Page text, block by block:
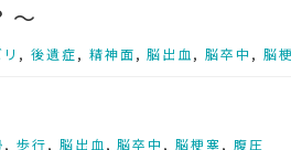
～
,後遺症, 精神面,脳出血 ,脳卒中 , 脳
,歩行, 脳出血 ,脳卒中 ,脳梗塞, 腹圧